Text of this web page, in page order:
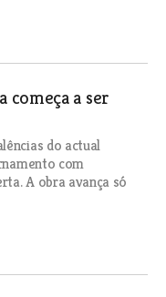
começa a ser
do actual
com
A obra avança só